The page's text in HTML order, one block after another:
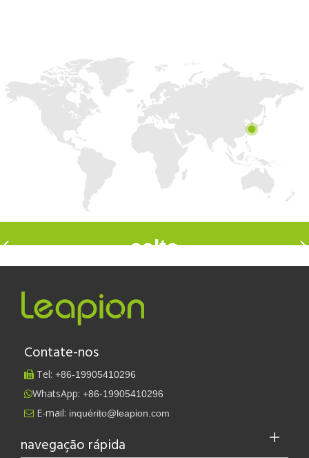
salto
Contate-nos
 Tel: +86-19905410296
WhatsApp: +86-19905410296
 E-mail: inquérito@leapion.com
navegação rápida